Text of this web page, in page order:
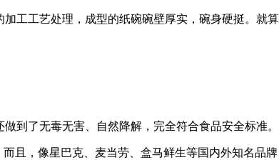
工工艺处理，成型的纸碗碗壁厚实，碗身硬挺。就
到了无毒无害、自然降解，完全符合食品安全标准。
且，像星巴克、麦当劳、盒马鲜生等国内外知名品